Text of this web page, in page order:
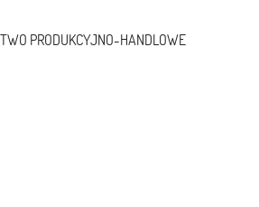
PRODUKCYJNO-HANDLOWE